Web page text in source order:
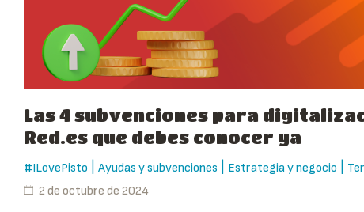
Las 4 subvenciones para
Red.es que debes conocer ya
#ILovePisto Ayudas y subvenciones Estrategia y negocio
2 de octubre de 2024